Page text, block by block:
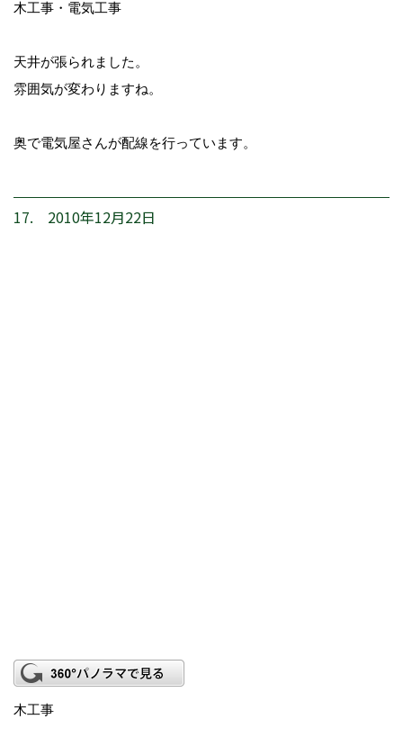
木工事・電気工事
天井が張られました。
雰囲気が変わりますね。
奥で電気屋さんが配線を行っています。
17. 2010年12月22日
木工事